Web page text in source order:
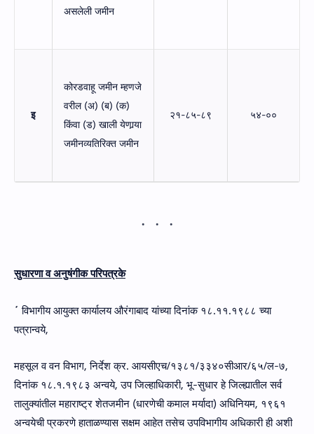
असलेली जमीन
इ
कोरडवाहू जमीन म्हणजे
वरील (अ) (ब) (क)
किंवा (ड) खाली येणार्‍या
जमीनव्यतिरिक्त जमीन
२१-८५-८९ ५४-००
सुधारणा व अनुषंगीक परिपत्रके
´ विभागीय आयुक्त कार्यालय औरंगाबाद यांच्‍या दिनांक १८.११.१९८८ च्‍या
पत्रान्‍वये,
महसूल व वन विभाग, निर्देश क्र. आयसीएच/१३८१/३३४०सीआर/६५/ल-७,
दिनांक १८.१.१९८३ अन्‍वये, उप जिल्‍हाधिकारी, भू-सुधार हे जिल्ह्यातील सर्व
तालुक्यांतील महाराष्ट्र शेतजमीन (धारणेची कमाल मर्यादा) अधिनियम, १९६१
अन्‍वयेची प्रकरणे हाताळण्यास सक्षम आहेत तसेच उपविभागीय अधिकारी ही अशी